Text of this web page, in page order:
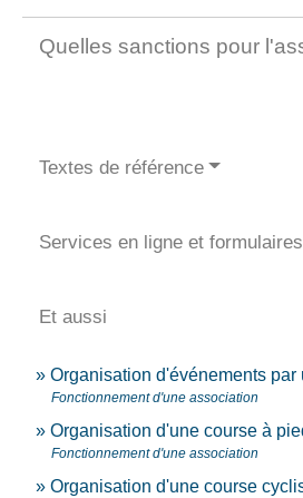
Quelles sanctions pour
Textes de référence
Services en ligne et formulaires
Et aussi
Organisation d'événements par
Fonctionnement d'une association
Organisation d'une course à
Fonctionnement d'une association
Organisation d'une course